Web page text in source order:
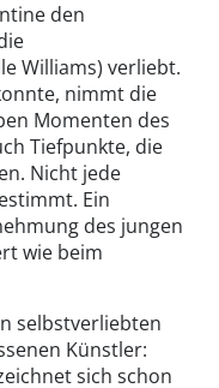
den
Williams) verliebt.
nimmt die
Momenten des
Tiefpunkte, die
Nicht jede
Ein
des jungen
wie beim
selbstverliebten
Künstler:
sich schon